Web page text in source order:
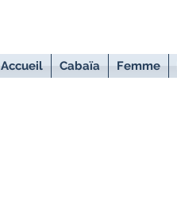
Accueil Cabaïa Femme